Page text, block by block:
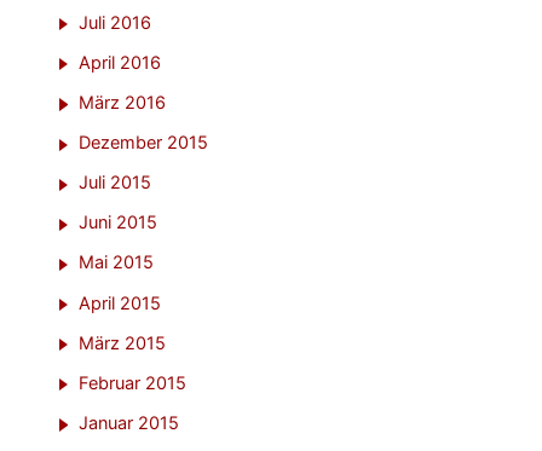
Juli 2016
April 2016
März 2016
Dezember 2015
Juli 2015
Juni 2015
Mai 2015
April 2015
März 2015
Februar 2015
Januar 2015